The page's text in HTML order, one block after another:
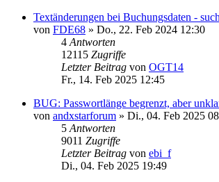
Textänderungen bei Buchungsdaten -
von FDE68 » Do., 22. Feb 2024 12:30
4 Antworten
12115 Zugriffe
Letzter Beitrag von OGT14
Fr., 14. Feb 2025 12:45
BUG: Passwortlänge begrenzt, aber
von andxstarforum » Di., 04. Feb 2025
5 Antworten
9011 Zugriffe
Letzter Beitrag von ebi_f
Di., 04. Feb 2025 19:49